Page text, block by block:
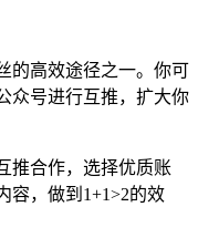
的高效途径之一。你可
众号进行互推，扩大你
推合作，选择优质账
容，做到1+1>2的效